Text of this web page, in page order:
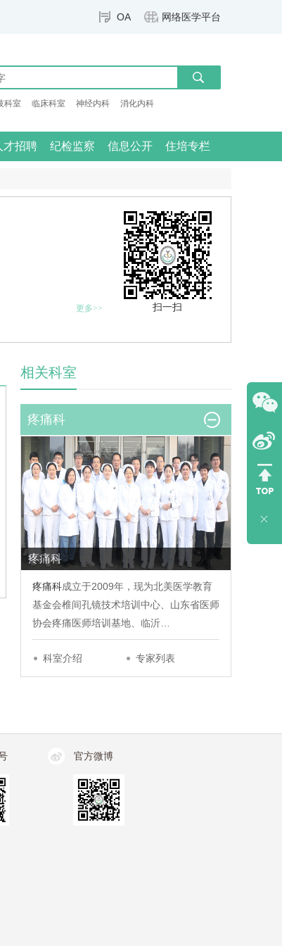
OA 网络医学平台
科室 临床科室 神经内科 消化内科
才招聘 纪检监察 信息公开 住培专栏
更多>> 扫一扫
相关科室
疼痛科
疼痛科
疼痛科成立于2009年，现为北美医学教育
基金会椎间孔镜技术培训中心、山东省医师
协会疼痛医师培训基地、临沂…
科室介绍 专家列表
官方微博